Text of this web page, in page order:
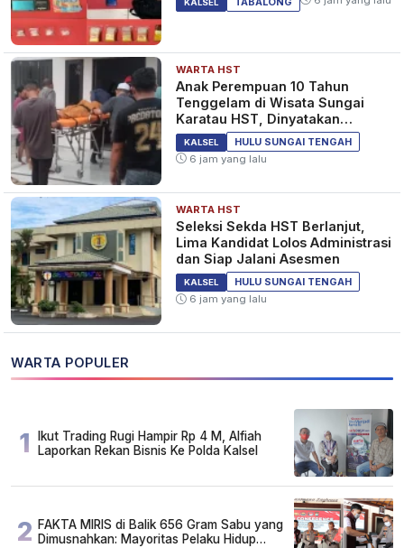
KALSEL
WARTA HST
Anak Perempuan 10 Tahun
Tenggelam di Wisata Sungai
Karatau HST, Dinyatakan
Meninggal Dunia
KALSEL
HULU SUNGAI TENGAH
6 jam yang lalu
WARTA HST
Seleksi Sekda HST Berlanjut,
Lima Kandidat Lolos Administrasi
dan Siap Jalani Asesmen
KALSEL
HULU SUNGAI TENGAH
6 jam yang lalu
WARTA POPULER
1
Ikut Trading Rugi Hampir Rp 4 M, Alfiah
Laporkan Rekan Bisnis Ke Polda Kalsel
2 FAKTA MIRIS di Balik 656 Gram Sabu yang
Dimusnahkan: Mayoritas Pelaku Hidup